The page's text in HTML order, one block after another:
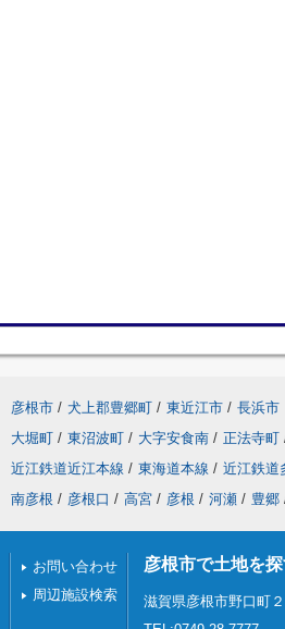
彦根市 / 犬上郡豊郷町 / 東近江市 / 長浜市
大堀町 / 東沼波町 / 大字安食南 / 正法寺町
近江鉄道近江本線 / 東海道本線 / 近江鉄道
南彦根 / 彦根口 / 高宮 / 彦根 / 河瀬 / 豊郷
お問い合わせ
周辺施設検索
彦根市で土地を
滋賀県彦根市野口町